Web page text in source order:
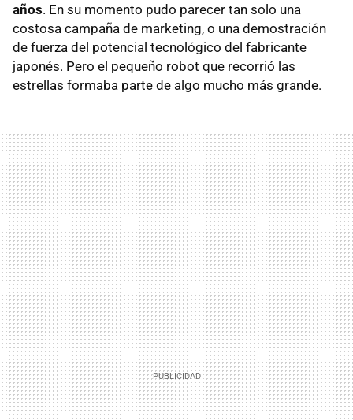
años. En su momento pudo parecer tan solo una
costosa campaña de marketing, o una demostración
de fuerza del potencial tecnológico del fabricante
japonés. Pero el pequeño robot que recorrió las
estrellas formaba parte de algo mucho más grande.